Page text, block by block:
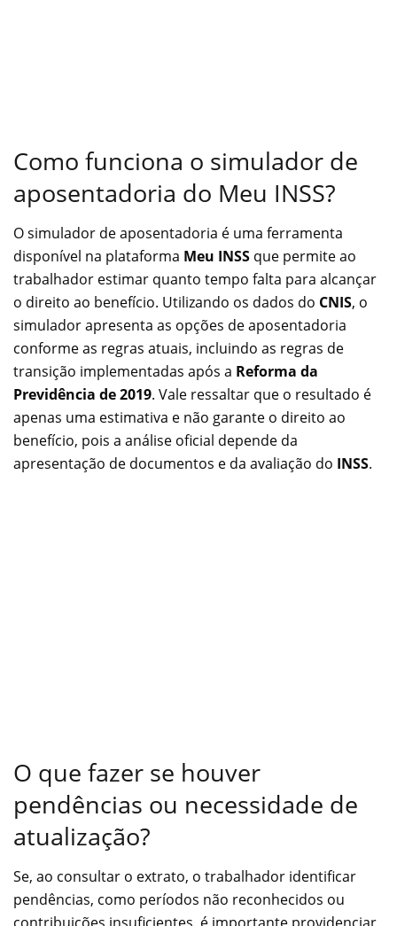
Como funciona o simulador de
aposentadoria do Meu INSS?
O simulador de aposentadoria é uma ferramenta
disponível na plataforma Meu INSS que permite ao
trabalhador estimar quanto tempo falta para alcançar
o direito ao benefício. Utilizando os dados do CNIS, o
simulador apresenta as opções de aposentadoria
conforme as regras atuais, incluindo as regras de
transição implementadas após a Reforma da
Previdência de 2019. Vale ressaltar que o resultado é
apenas uma estimativa e não garante o direito ao
benefício, pois a análise oficial depende da
apresentação de documentos e da avaliação do INSS.
O que fazer se houver
pendências ou necessidade de
atualização?
Se, ao consultar o extrato, o trabalhador identificar
pendências, como períodos não reconhecidos ou